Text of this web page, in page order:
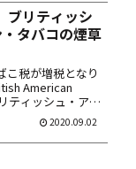
事が溜まってし
ブリティッシ
タバコの煙草
こ税が増税となり
American
ティッシュ・アメ
ャパン のタバコ製
になる。ブリブリ
ッキー・ストラ...
2020.09.02